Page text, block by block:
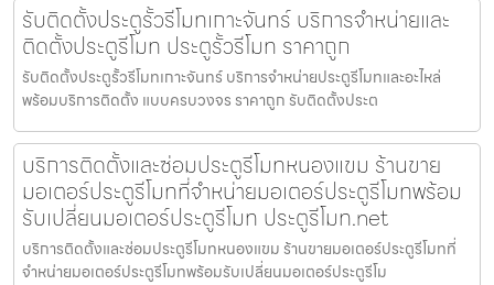
รับติดตั้งประตูรั้วรีโมทเกาะจันทร์ บริการจำหน่ายและ
ติดตั้งประตูรีโมท ประตูรั้วรีโมท ราคาถูก
รับติดตั้งประตูรั้วรีโมทเกาะจันทร์ บริการจำหน่ายประตูรีโมทและอะไหล่
พร้อมบริการติดตั้ง แบบครบวงจร ราคาถูก รับติดตั้งประต
บริการติดตั้งและซ่อมประตูรีโมทหนองแขม ร้านขาย
มอเตอร์ประตูรีโมทที่จำหน่ายมอเตอร์ประตูรีโมทพร้อม
รับเปลี่ยนมอเตอร์ประตูรีโมท ประตูรีโมท.net
บริการติดตั้งและซ่อมประตูรีโมทหนองแขม ร้านขายมอเตอร์ประตูรีโมทที่
จำหน่ายมอเตอร์ประตูรีโมทพร้อมรับเปลี่ยนมอเตอร์ประตูรีโม